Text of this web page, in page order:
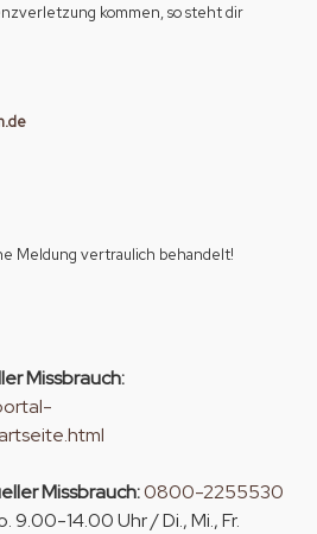
kommen, so steht dir
Meldung vertraulich behandelt!
Missbrauch:
Missbrauch:0800-2255530
9.00-14.00 Uhr / Di., Mi., Fr.